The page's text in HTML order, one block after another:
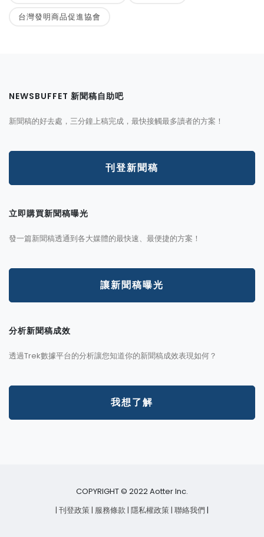
台灣發明商品促進協會
NEWSBUFFET 新聞稿自助吧
新聞稿的好去處，三分鐘上稿完成，最快接觸最多讀者的方案！
刊登新聞稿
立即購買新聞稿曝光
發一篇新聞稿透通到各大媒體的最快速、最便捷的方案！
讓新聞稿曝光
分析新聞稿成效
透過Trek數據平台的分析讓您知道你的新聞稿成效表現如何？
我想了解
COPYRIGHT © 2022 Aotter Inc.
| 刊登政策| 服務條款| 隱私權政策| 聯絡我們 |